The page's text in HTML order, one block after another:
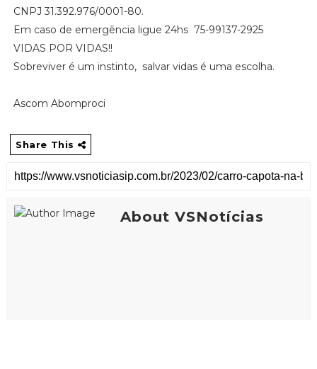
CNPJ 31.392.976/0001-80.
Em caso de emergência ligue 24hs 75-99137-2925
VIDAS POR VIDAS!!
Sobreviver é um instinto, salvar vidas é uma escolha.
Ascom Abomproci
Share This
About VSNotícias